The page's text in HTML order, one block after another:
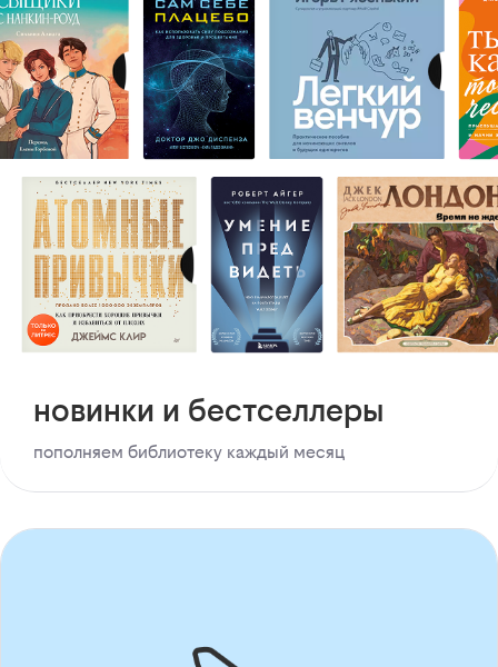
новинки и бестселлеры
пополняем библиотеку каждый месяц